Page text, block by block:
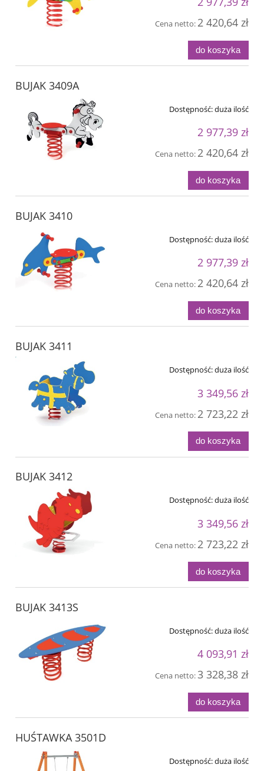
Cena netto: 2 420,64 zł
do koszyka
BUJAK 3409A
Dostępność:duża ilość
2 977,39 zł
Cena netto: 2 420,64 zł
do koszyka
BUJAK 3410
Dostępność:duża ilość
2 977,39 zł
Cena netto: 2 420,64 zł
do koszyka
BUJAK 3411
Dostępność:duża ilość
3 349,56 zł
Cena netto: 2 723,22 zł
do koszyka
BUJAK 3412
Dostępność:duża ilość
3 349,56 zł
Cena netto: 2 723,22 zł
do koszyka
BUJAK 3413S
Dostępność:duża ilość
4 093,91 zł
Cena netto:3 328,38 zł
do koszyka
HUŚTAWKA 3501D
Dostępność:duża ilość